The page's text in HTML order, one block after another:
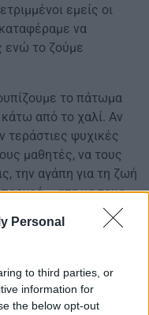
Personal
to third parties, or
information for
the below opt-out
εμείς οι
να
ενώ το ζούμε
το πάτωμα
από το χαλί. Αν
τεράστιες ψυχικές
μαθητές, να τους
την αγάπη για τη ζωή
να τους
κακοτοπιές και
φτάνει. Γιατί το έργο
δεν εννοεί να
την ύλη, να
του 1900 με ένα